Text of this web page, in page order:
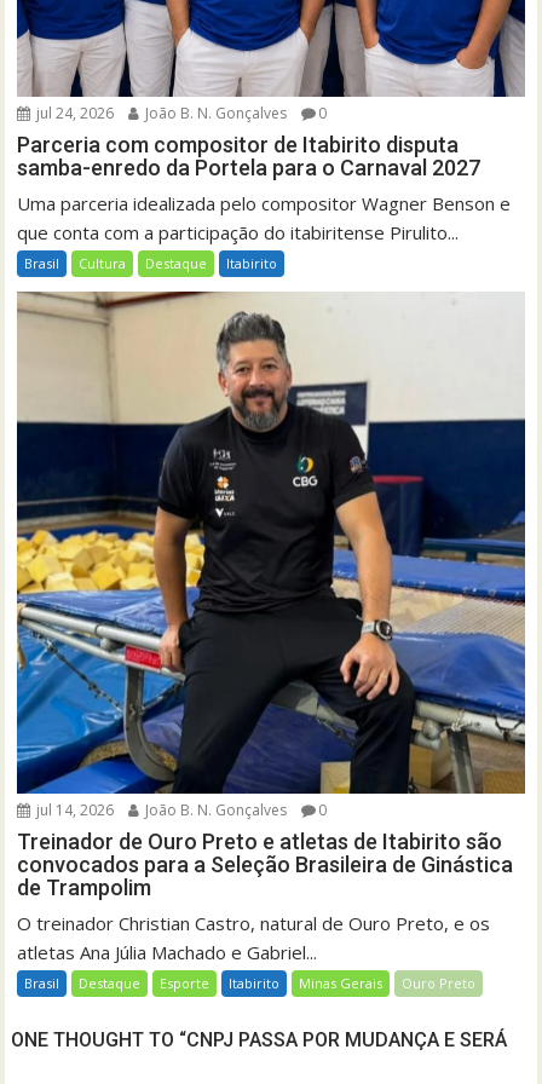
jul 24, 2026 João B. N. Gonçalves 0
Parceria com compositor de Itabirito disputa
samba-enredo da Portela para o Carnaval 2027
Uma parceria idealizada pelo compositor Wagner Benson e
que conta com a participação do itabiritense Pirulito...
Brasil Cultura Destaque Itabirito
jul 14, 2026 João B. N. Gonçalves 0
Treinador de Ouro Preto e atletas de Itabirito são
convocados para a Seleção Brasileira de Ginástica
de Trampolim
O treinador Christian Castro, natural de Ouro Preto, e os
atletas Ana Júlia Machado e Gabriel...
Brasil Destaque Esporte Itabirito Minas Gerais Ouro Preto
ONE THOUGHT TO “CNPJ PASSA POR MUDANÇA E SERÁ